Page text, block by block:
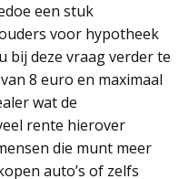
een stuk
voor hypotheek
bij deze vraag verder te
8 euro en maximaal
wat de
rente hierover
die munt meer
auto’s of zelfs